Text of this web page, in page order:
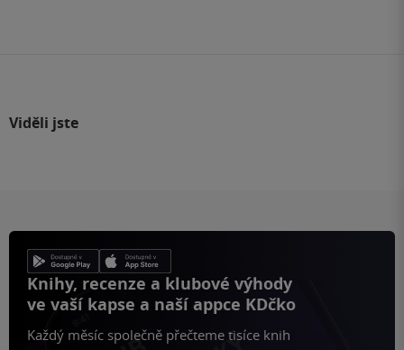
Viděli jste
Knihy, recenze a klubové výhody
ve vaší kapse a naší appce KDčko
Každý měsíc společně přečteme tisíce knih